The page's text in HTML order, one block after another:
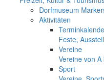
Dorfmuseum
Aktivitäten
Feste,
Vereine
Vereine von A
Sport